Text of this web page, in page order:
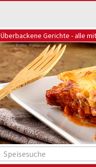
Überbackene Gerichte - alle